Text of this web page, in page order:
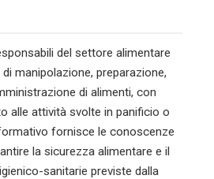
del settore alimentare
manipolazione, preparazione,
di alimenti, con
alle attività svolte in panificio o
fornisce le conoscenze
la sicurezza alimentare e il
sanitarie previste dalla